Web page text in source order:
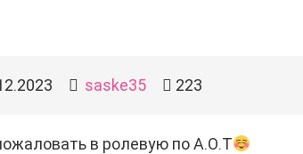
saske35 223
в ролевую по А.О.Т